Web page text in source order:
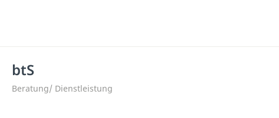
btS
Beratung/ Dienstleistung